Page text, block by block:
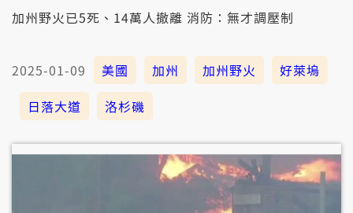
加州野火已5死、14萬人撤離 消防：無才調壓制
2025-01-09 美國 加州 加州野火
好萊塢
日落大道
洛杉磯